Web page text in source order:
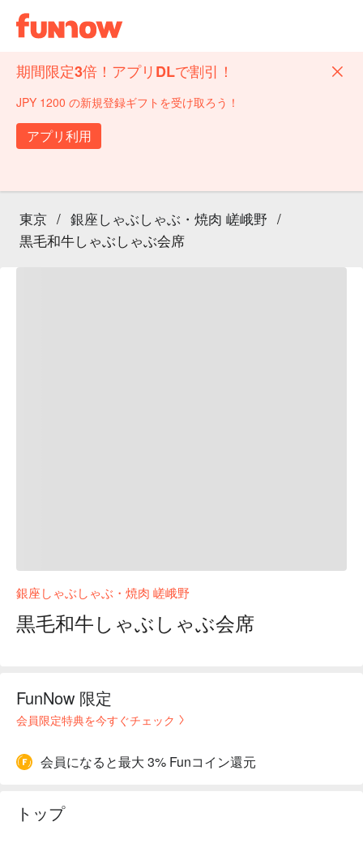
期間限定3倍！アプリDLで割引！
JPY 1200 の新規登録ギフトを受け取ろう！
アプリ利用
東京 / 銀座しゃぶしゃぶ・焼肉 嵯峨野 /
黒毛和牛しゃぶしゃぶ会席
銀座しゃぶしゃぶ・焼肉 嵯峨野
黒毛和牛しゃぶしゃぶ会席
FunNow 限定
会員限定特典を今すぐチェック
会員になると最大 3% Funコイン還元
トップ